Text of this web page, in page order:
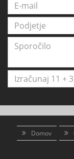
Domov